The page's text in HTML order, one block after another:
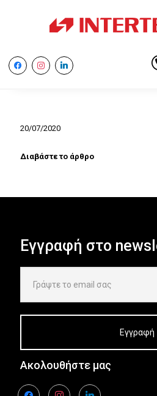
facebookinstagramlinkedin
20/07/2020
Διαβάστε το άρθρο
Εγγραφή στο
Ακολουθήστε μας
facebookinstagramlinkedin